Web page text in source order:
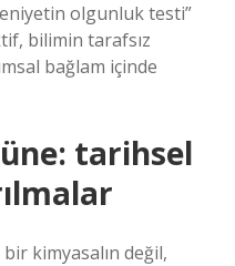
olgunluk testi”
bilimin tarafsız
bağlam içinde
tarihsel
bir kimyasalın değil,